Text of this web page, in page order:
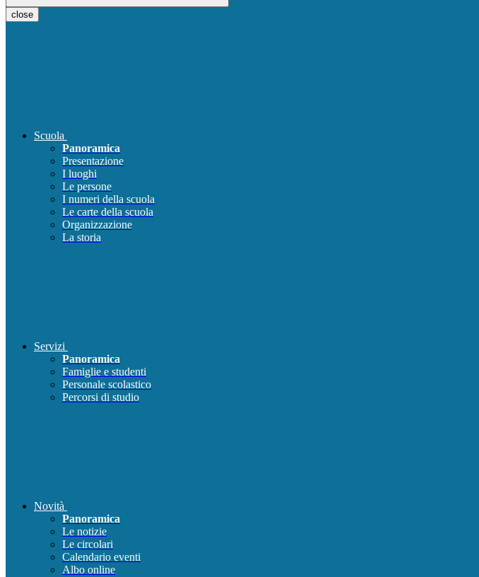
close
Scuola
Panoramica
Presentazione
I luoghi
Le persone
I numeri della scuola
Le carte della scuola
Organizzazione
La storia
Servizi
Panoramica
Famiglie e studenti
Personale scolastico
Percorsi di studio
Novità
Panoramica
Le notizie
Le circolari
Calendario eventi
Albo online